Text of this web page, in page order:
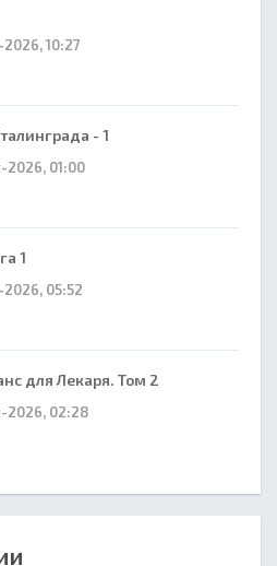
10:27
- 1
01:00
1
05:52
для Лекаря. Том 2
2026, 02:28